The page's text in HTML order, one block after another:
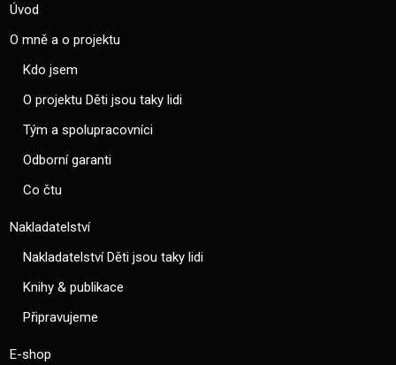
Úvod
O mně a o projektu
Kdo jsem
O projektu Děti jsou taky lidi
Tým a spolupracovníci
Odborní garanti
Co čtu
Nakladatelství
Nakladatelství Děti jsou taky lidi
Knihy & publikace
Připravujeme
E-shop